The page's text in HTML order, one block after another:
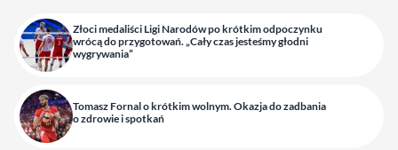
Złoci medaliści Ligi Narodów po krótkim odpoczynku
wrócą do przygotowań. „Cały czas jesteśmy głodni
wygrywania”
Tomasz Fornal o krótkim wolnym. Okazja do zadbania
o zdrowie i spotkań